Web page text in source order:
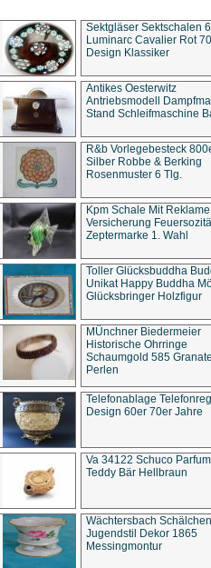
Sektgläser Sektschalen
Luminarc Cavalier Rot
Design Klassiker
Antikes Oesterwitz
Antriebsmodell
Stand Schleifmaschine
R&b Vorlegebesteck
Silber Robbe & Berking
Rosenmuster 6 Tlg.
Kpm Schale Mit Reklame
Versicherung
Zeptermarke 1. Wahl
Toller Glücksbuddha
Unikat Happy Buddha
Glücksbringer Holzfigur
MÜnchner Biedermeier
Historische Ohrringe
Schaumgold 585
Perlen
Telefonablage
Design 60er 70er Jahre
Va 34122 Schuco
Teddy Bär Hellbraun
Wächtersbach Schälchen
Jugendstil Dekor 1865
Messingmontur